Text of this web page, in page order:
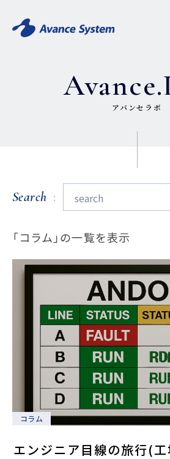
アバンセラボ
Search
「コラム」の一覧を表示
コラム
エンジニア目線の旅行(